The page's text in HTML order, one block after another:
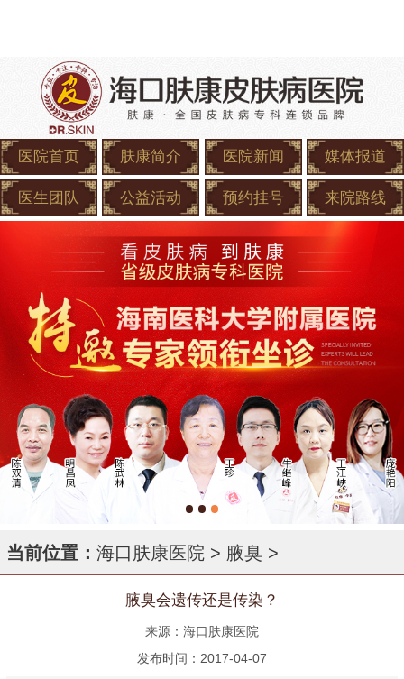
医院首页 肤康简介 医院新闻 媒体报道
医生团队 公益活动 预约挂号 来院路线
当前位置： 海口肤康医院 > 腋臭 >
腋臭会遗传还是传染？
来源：海口肤康医院
发布时间：2017-04-07